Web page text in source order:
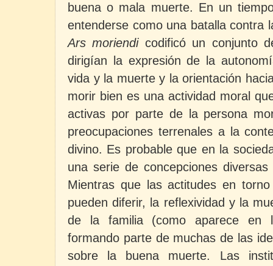
buena o mala muerte. En un
entenderse como una batalla contra
Ars moriendi codificó un conjunto
dirigían la expresión de la
vida y la muerte y la orientación
morir bien es una actividad moral
activas por parte de la persona
preocupaciones terrenales a la
divino. Es probable que en la
una serie de concepciones
Mientras que las actitudes en
pueden diferir, la reflexividad y la
de la familia (como aparece
formando parte de muchas de las
sobre la buena muerte. Las